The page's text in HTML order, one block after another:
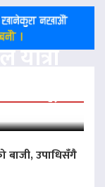
पूरा
बाजी, उपाधिसँगै